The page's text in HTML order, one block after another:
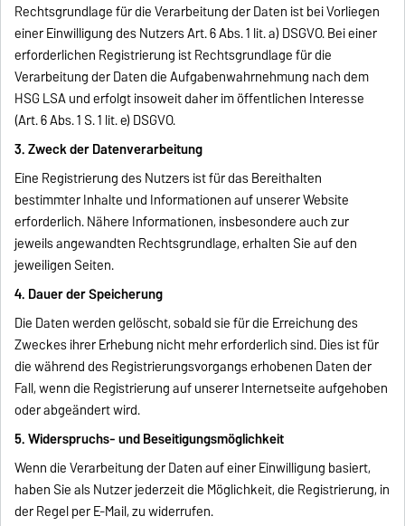
Rechtsgrundlage für die Verarbeitung der Daten ist bei Vorliegen
einer Einwilligung des Nutzers Art. 6 Abs. 1 lit. a) DSGVO. Bei einer
erforderlichen Registrierung ist Rechtsgrundlage für die
Verarbeitung der Daten die Aufgabenwahrnehmung nach dem
HSG LSA und erfolgt insoweit daher im öffentlichen Interesse
(Art. 6 Abs. 1 S. 1 lit. e) DSGVO.
3. Zweck der Datenverarbeitung
Eine Registrierung des Nutzers ist für das Bereithalten
bestimmter Inhalte und Informationen auf unserer Website
erforderlich. Nähere Informationen, insbesondere auch zur
jeweils angewandten Rechtsgrundlage, erhalten Sie auf den
jeweiligen Seiten.
4. Dauer der Speicherung
Die Daten werden gelöscht, sobald sie für die Erreichung des
Zweckes ihrer Erhebung nicht mehr erforderlich sind. Dies ist für
die während des Registrierungsvorgangs erhobenen Daten der
Fall, wenn die Registrierung auf unserer Internetseite aufgehoben
oder abgeändert wird.
5. Widerspruchs- und Beseitigungsmöglichkeit
Wenn die Verarbeitung der Daten auf einer Einwilligung basiert,
haben Sie als Nutzer jederzeit die Möglichkeit, die Registrierung, in
der Regel per E-Mail, zu widerrufen.